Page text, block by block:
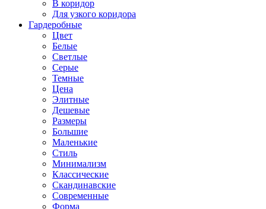
В коридор
Для узкого коридора
Гардеробные
Цвет
Белые
Светлые
Серые
Темные
Цена
Элитные
Дешевые
Размеры
Большие
Маленькие
Стиль
Минимализм
Классические
Скандинавские
Современные
Форма